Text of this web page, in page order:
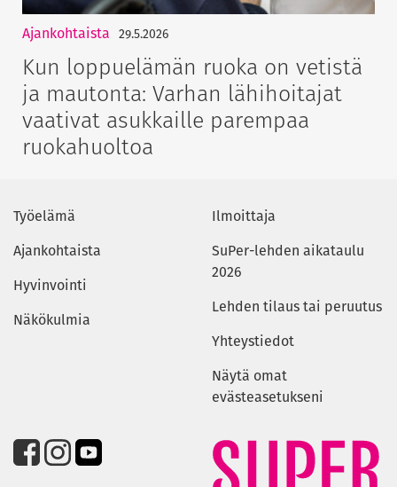
Ajankohtaista 29.5.2026
Kun loppuelämän ruoka on vetistä
ja mautonta: Varhan lähihoitajat
vaativat asukkaille parempaa
ruokahuoltoa
Työelämä
Ajankohtaista
Hyvinvointi
Näkökulmia
Ilmoittaja
SuPer-lehden aikataulu
2026
Lehden tilaus tai peruutus
Yhteystiedot
Näytä omat
evästeasetukseni